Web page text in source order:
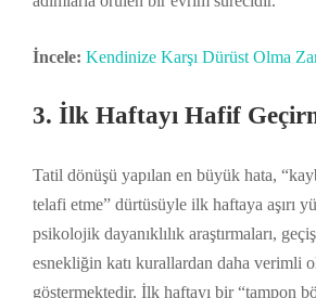
İncele: Kendinize Karşı Dürüst Olma
3. İlk Haftayı Hafif
Tatil dönüşü yapılan en büyük hata,
telafi etme” dürtüsüyle ilk haftaya aşırı
psikolojik dayanıklılık araştırmaları,
esnekliğin katı kurallardan daha verimli
göstermektedir. İlk haftayı bir “tampon